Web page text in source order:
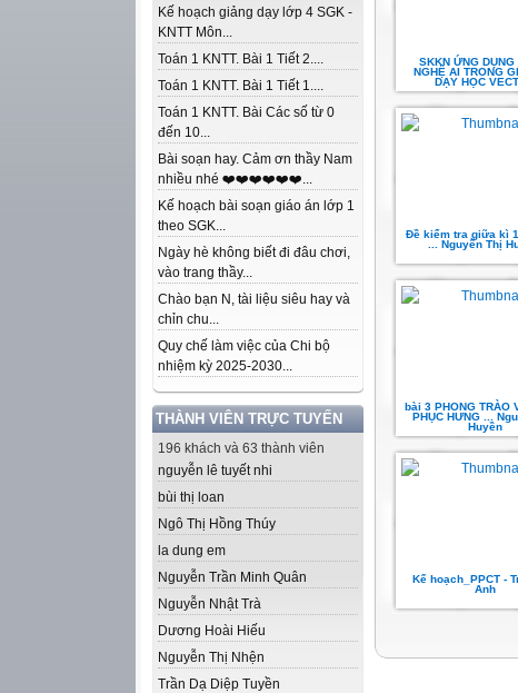
Kế hoạch giảng dạy lớp 4 SGK -
KNTT Môn...
Toán 1 KNTT. Bài 1 Tiết 2....
Toán 1 KNTT. Bài 1 Tiết 1....
Toán 1 KNTT. Bài Các số từ 0
đến 10...
Bài soạn hay. Cảm ơn thầy Nam
nhiều nhé ❤️❤️❤️❤️❤️❤️...
Kế hoạch bài soạn giáo án lớp 1
theo SGK...
Ngày hè không biết đi đâu chơi,
vào trang thầy...
Chào bạn N, tài liệu siêu hay và
chỉn chu...
Quy chế làm việc của Chi bộ
nhiệm kỳ 2025-2030...
THÀNH VIÊN TRỰC TUYẾN
196 khách và 63 thành viên
nguyễn lê tuyết nhi
bùi thị loan
Ngô Thị Hồng Thúy
la dung em
Nguyễn Trần Minh Quân
Nguyễn Nhật Trà
Dương Hoài Hiếu
Nguyễn Thị Nhện
Trần Dạ Diệp Tuyền
SKKN ỨNG DỤNG
NGHỆ AI TRONG
DẠY HỌC
Đề kiểm tra giữa kì
... Nguyễn Thị
bài 3 PHONG TRÀO
PHỤC HƯNG ...
Huyền
Kế hoạch_PPCT -
Anh